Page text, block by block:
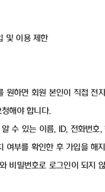
및 이용 제한
원하면 회원 본인이 직접 전
해야 합니다.
수 있는 이름, ID, 전화번호,
여부를 확인한 후 가입을 해
비밀번호로 로그인이 되지